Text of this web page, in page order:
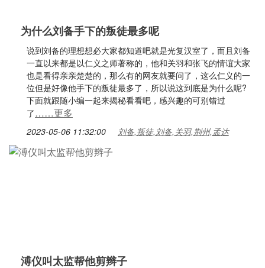
为什么刘备手下的叛徒最多呢
说到刘备的理想想必大家都知道吧就是光复汉室了，而且刘备
一直以来都是以仁义之师著称的，他和关羽和张飞的情谊大家
也是看得亲亲楚楚的，那么有的网友就要问了，这么仁义的一
位但是好像他手下的叛徒最多了，所以说这到底是为什么呢?
下面就跟随小编一起来揭秘看看吧，感兴趣的可别错过
了……更多
2023-05-06 11:32:00 刘备,叛徒,刘备,关羽,荆州,孟达
溥仪叫太监帮他剪辫子